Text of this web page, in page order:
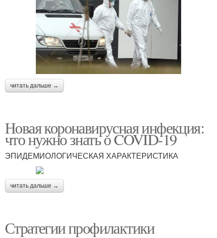
читать дальше →
Новая коронавирусная инфекция:
что нужно знать о COVID-19
ЭПИДЕМИОЛОГИЧЕСКАЯ ХАРАКТЕРИСТИКА
читать дальше →
Стратегии профилактики